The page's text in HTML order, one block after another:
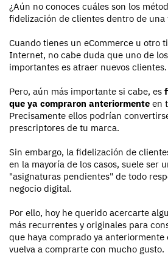
¿Aún no conoces cuáles son los
fidelización de clientes dentro de una
Cuando tienes un eCommerce u otro
Internet, no cabe duda que uno de
importantes es atraer nuevos clientes.
Pero, aún más importante si cabe, es
que ya compraron anteriormente en
Precisamente ellos podrían
prescriptores de tu marca.
Sin embargo, la fidelización de
en la mayoría de los casos, suele ser
"asignaturas pendientes" de todo
negocio digital.
Por ello, hoy he querido acercarte
más recurrentes y originales para
que haya comprado ya anteriormente
vuelva a comprarte con mucho gusto.